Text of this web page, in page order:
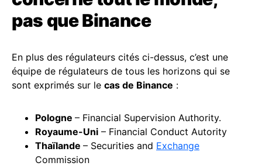
pas que Binance
En plus des régulateurs cités ci-dessus, c’est une
équipe de régulateurs de tous les horizons qui se
sont exprimés sur le cas de Binance :
Pologne – Financial Supervision Authority.
Royaume-Uni – Financial Conduct Autority
Thaïlande – Securities and Exchange
Commission